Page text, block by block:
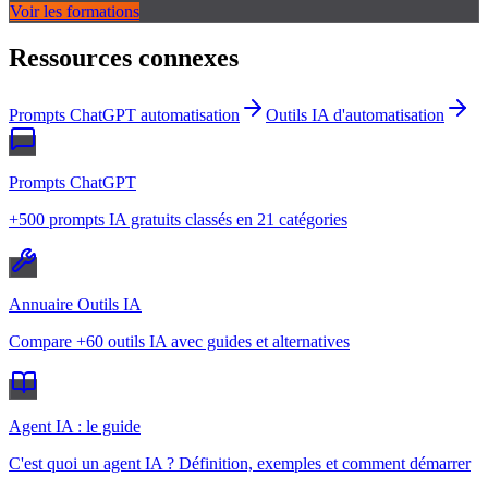
Voir les formations
Ressources connexes
Prompts ChatGPT automatisation Outils IA d'automatisation
Prompts ChatGPT
+500 prompts IA gratuits classés en 21 catégories
Annuaire Outils IA
Compare +60 outils IA avec guides et alternatives
Agent IA : le guide
C'est quoi un agent IA ? Définition, exemples et comment démarrer